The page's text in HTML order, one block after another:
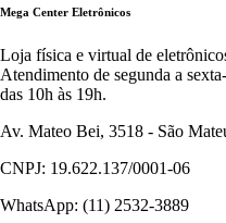
Mega Center Eletrônicos
Loja física e virtual de
Atendimento de segunda a
das 10h às 19h.
Av. Mateo Bei, 3518 - São
CNPJ: 19.622.137/0001-06
WhatsApp: (11) 2532-3889